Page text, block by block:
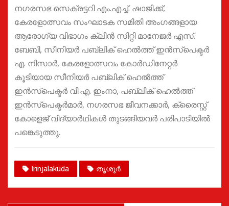
നഗരസഭ സെക്രട്ടറി എം.എച്ച്. ഷാജിക്ക്,
കേരളോത്സവം സംഘാടക സമിതി അംഗങ്ങളായ
ആരോഗ്യ വിഭാഗം ക്ലീൻ സിറ്റി മാനേജർ എസ്.
ബേബി, സീനിയർ പബ്ലിക് ഹെൽത്ത് ഇൻസ്‌പെക്ടർ
എ. നിസാർ, കേരളോത്സവം കോർഡിനേറ്റർ
കൂടിയായ സീനിയർ പബ്ലിക് ഹെൽത്ത്
ഇൻസ്‌പെക്ടർ വി.എ. ഇംനാ, പബ്ലിക് ഹെൽത്ത്
ഇൻസ്‌പെക്ടർമാർ, നഗരസഭ ജീവനക്കാർ, ക്രൈസ്റ്റ്
കോളെജ് വിദ്യാർഥികൾ തുടങ്ങിയവർ പരിപാടിയിൽ
പങ്കെടുത്തു.
Irinjalakuda തൃശൂർ